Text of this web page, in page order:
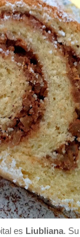
es Liubliana.